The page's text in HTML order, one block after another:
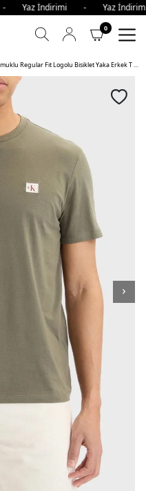
İndirimi - Yaz
0
Calvin Klein Pamuklu Regular Fit Logolu Bisiklet Yaka Erkek T Shirt LDY HAKİ